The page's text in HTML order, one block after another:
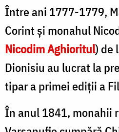
Între ani 1777-1779,
Corint şi monahul
Nicodim Aghioritul) de
Dionisiu au lucrat la
tipar a primei ediţii a
În anul 1841, monahii